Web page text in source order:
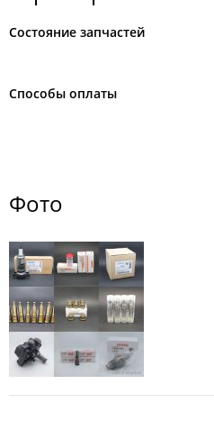
Состояние запчастей
Способы оплаты
Фото